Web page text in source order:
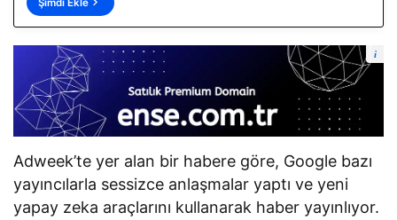
Şimdi Ekle
i
Adweek’te yer alan bir habere göre, Google bazı
yayıncılarla sessizce anlaşmalar yaptı ve yeni
yapay zeka araçlarını kullanarak haber yayınlıyor.